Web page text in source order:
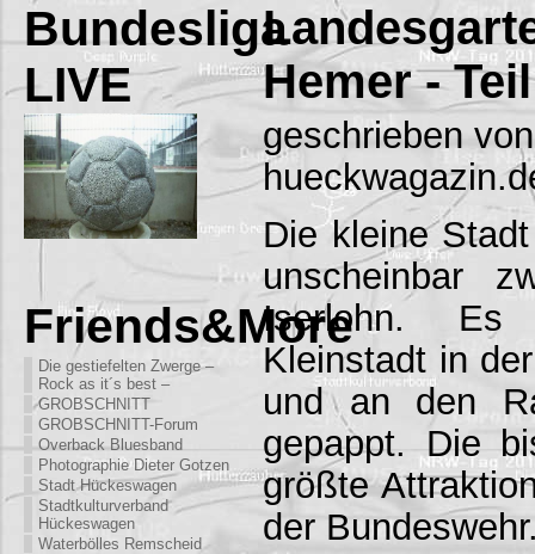
Bundesliga
LIVE
Friends&More
Die gestiefelten Zwerge –
Rock as it´s best –
GROBSCHNITT
GROBSCHNITT-Forum
Overback Bluesband
Photographie Dieter Gotzen
Stadt Hückeswagen
Stadtkulturverband
Hückeswagen
Waterbölles Remscheid
Hemer -
geschrieben
Die kleine
unscheinbar
Iserlohn.
Kleinstadt in
und an den
gepappt. Die
größte
der